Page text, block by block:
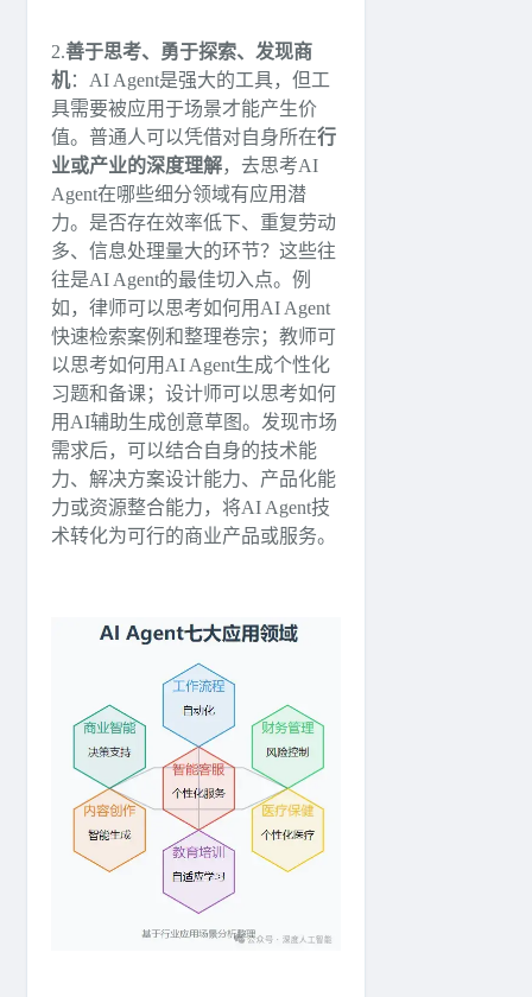
2.善于思考、勇于探索、发现商
机：AI Agent是强大的工具，但工
具需要被应用于场景才能产生价
值。普通人可以凭借对自身所在行
业或产业的深度理解，去思考AI
Agent在哪些细分领域有应用潜
力。是否存在效率低下、重复劳动
多、信息处理量大的环节？这些往
往是AI Agent的最佳切入点。例
如，律师可以思考如何用AI Agent
快速检索案例和整理卷宗；教师可
以思考如何用AI Agent生成个性化
习题和备课；设计师可以思考如何
用AI辅助生成创意草图。发现市场
需求后，可以结合自身的技术能
力、解决方案设计能力、产品化能
力或资源整合能力，将AI Agent技
术转化为可行的商业产品或服务。